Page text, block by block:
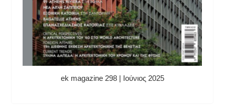
ek magazine 298 | Ιούνιος 2025